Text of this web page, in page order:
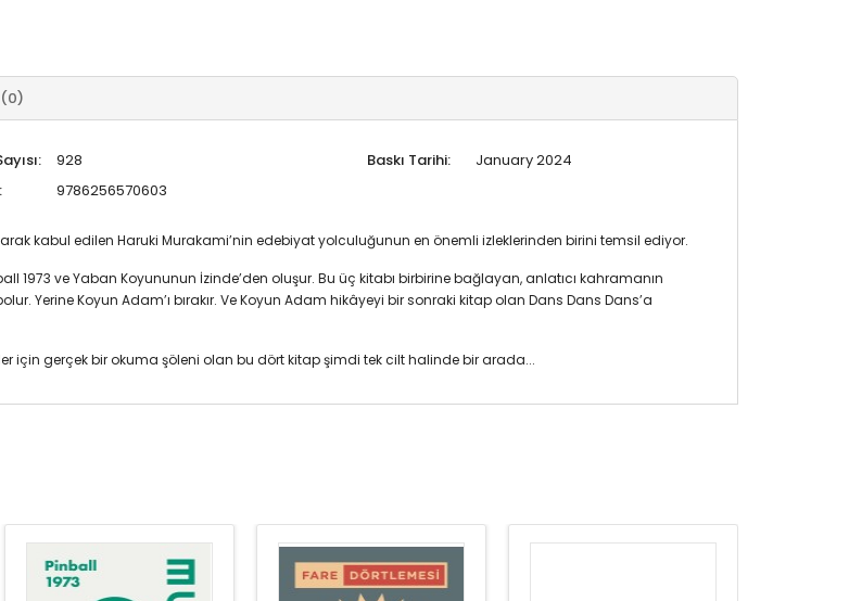
928 Baskı Tarihi:
January 2024
9786256570603
kabul edilen Haruki Murakami’nin edebiyat yolculuğunun en önemli izleklerinden birini temsil ediyor.
1973 ve Yaban Koyununun İzinde’den oluşur. Bu üç kitabı birbirine bağlayan, anlatıcı kahramanın
Yerine Koyun Adam’ı bırakır. Ve Koyun Adam hikâyeyi bir sonraki kitap olan Dans Dans Dans’a
için gerçek bir okuma şöleni olan bu dört kitap şimdi tek cilt halinde bir arada...